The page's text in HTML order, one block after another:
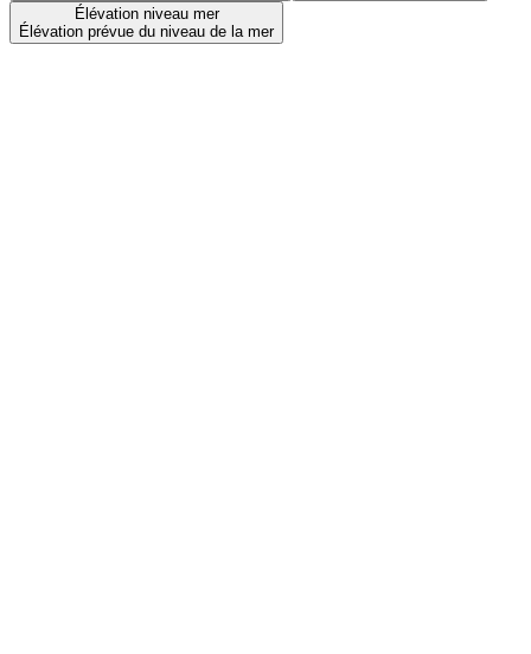
Élévation niveau mer
Élévation prévue du niveau de la mer